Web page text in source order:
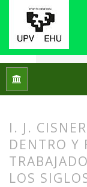
Inicio
I. J.
DENTRO Y
LOS